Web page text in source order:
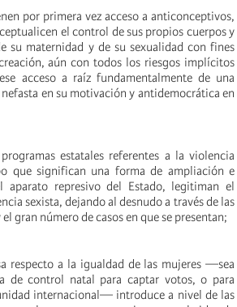
por primera vez acceso a anticonceptivos,
el control de sus propios cuerpos y
su maternidad y de su sexualidad con fines
aún con todos los riesgos implícitos
acceso a raíz fundamentalmente de una
en su motivación y antidemocrática en
estatales referentes a la violencia
que significan una forma de ampliación e
aparato represivo del Estado, legitiman el
sexista, dejando al desnudo a través de las
gran número de casos en que se presentan;
respecto a la igualdad de las mujeres —sea
de control natal para captar votos, o para
internacional— introduce a nivel de las